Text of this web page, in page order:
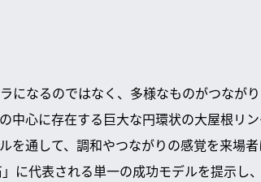
になるのではなく、多様なものがつなが
中心に存在する巨大な円環状の大屋根リ
を通して、調和やつながりの感覚を来場
に代表される単一の成功モデルを提示し